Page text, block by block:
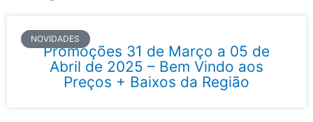
NOVIDADES
Promoções 31 de Março a 05 de
Abril de 2025 – Bem Vindo aos
Preços + Baixos da Região